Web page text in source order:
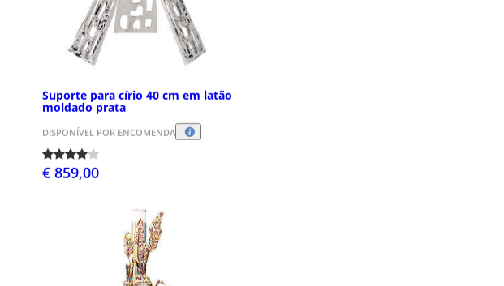
Suporte para círio 40 cm em latão
moldado prata
DISPONÍVEL POR ENCOMENDA
€ 859,00